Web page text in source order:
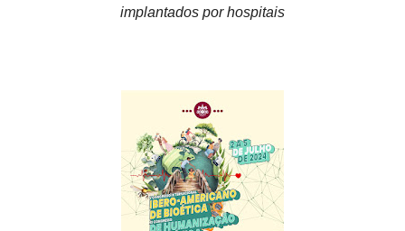
implantados por hospitais